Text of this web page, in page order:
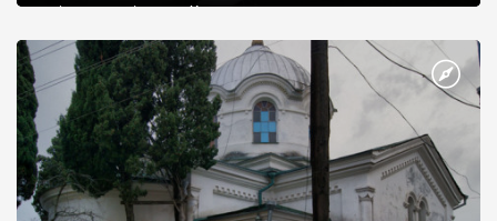
є відданими вірянами Христа